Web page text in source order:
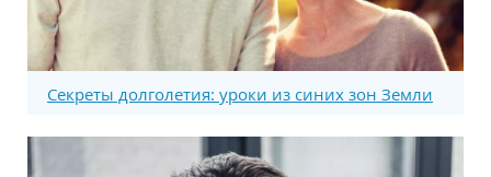
Секреты долголетия: уроки из синих зон Земли